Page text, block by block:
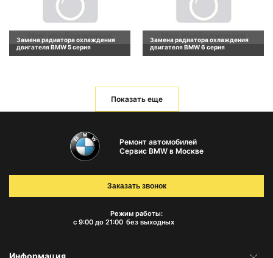
Замена радиатора охлаждения
двигателя BMW 5 серия
Замена радиатора охлаждения
двигателя BMW 6 серия
Показать еще
Ремонт автомобилей
Сервис BMW в Москве
Режим работы:
с 9:00 до 21:00 без выходных
Заказать звонок